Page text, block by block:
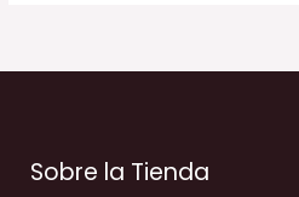
Sobre la Tienda